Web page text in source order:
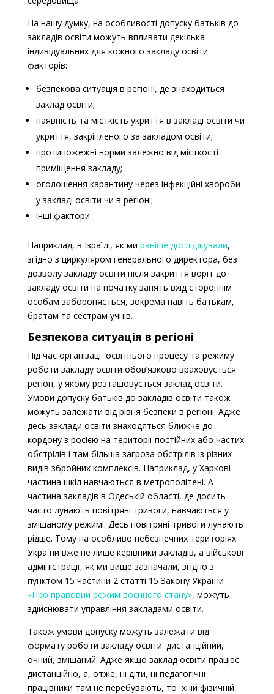
На нашу думку, на особливості допуску батьків до
закладів освіти можуть впливати декілька
індивідуальних для кожного закладу освіти
факторів:
безпекова ситуація в регіоні, де знаходиться
заклад освіти;
наявність та місткість укриття в закладі освіти чи
укриття, закріпленого за закладом освіти;
протипожежні норми залежно від місткості
приміщення закладу;
оголошення карантину через інфекційні хвороби
у закладі освіти чи в регіоні;
інші фактори.
Наприклад, в Ізраїлі, як ми раніше досліджували,
згідно з циркуляром генерального директора, без
дозволу закладу освіти після закриття воріт до
закладу освіти на початку занять вхід стороннім
особам забороняється, зокрема навіть батькам,
братам та сестрам учнів.
Безпекова ситуація в регіоні
Під час організації освітнього процесу та режиму
роботи закладу освіти обов’язково враховується
регіон, у якому розташовується заклад освіти.
Умови допуску батьків до закладів освіти також
можуть залежати від рівня безпеки в регіоні. Адже
десь заклади освіти знаходяться ближче до
кордону з росією на території постійних або частих
обстрілів і там більша загроза обстрілів із різних
видів збройних комплексів. Наприклад, у Харкові
частина шкіл навчаються в метрополітені. А
частина закладів в Одеській області, де досить
часто лунають повітряні тривоги, навчаються у
змішаному режимі. Десь повітряні тривоги лунають
рідше. Тому на особливо небезпечних територіях
України вже не лише керівники закладів, а військові
адміністрації, як ми вище зазначали, згідно з
пунктом 15 частини 2 статті 15 Закону України
«Про правовий режим воєнного стану», можуть
здійснювати управління закладами освіти.
Також умови допуску можуть залежати від
формату роботи закладу освіти: дистанційний,
очний, змішаний. Адже якщо заклад освіти працює
дистанційно, а, отже, ні діти, ні педагогічні
працівники там не перебувають, то їхній фізичній